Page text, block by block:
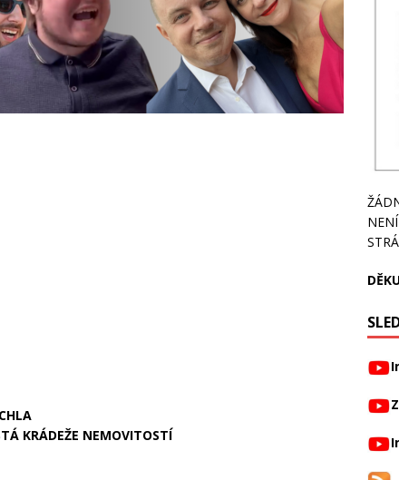
KRÁDEŽE NEMOVITOSTÍ